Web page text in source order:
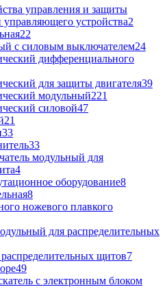
управления и защиты
управляющего устройства2
22
с силовым выключателем24
дифференциального
для защиты двигателя39
модульный221
силовой47
21
33
33
модульный для
4
оборудование8
8
ножевого плавкого
для распределительных
щитов7
49
с электронным блоком